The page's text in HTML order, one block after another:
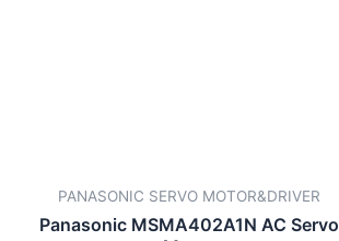
PANASONIC SERVO MOTOR&DRIVER
Panasonic MSMA402A1N AC Servo